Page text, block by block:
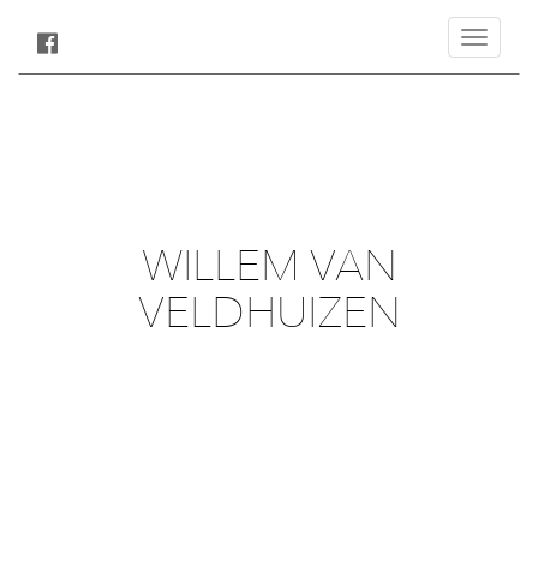
Toggle
WILLEM VAN
VELDHUIZEN